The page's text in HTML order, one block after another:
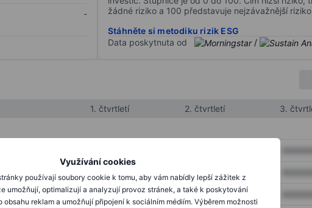
Využívání cookies
používají soubory cookie k tomu, aby vám nabídly lepší zážitek z
umožňují, optimalizují a analyzují provoz stránek, a také k poskytování
obsahu reklam a umožňují připojení k sociálním médiím. Výběrem možnosti
-
žádné riziko a 100 představuje nejzávažnější
Stáhněte si metodiku rizik ESG
Data poskytnuta od
/
1. čtvrtletí 2. čtvrtletí 3.
XXXXXXX XXXXXXX
XXXXXXX XXXXXXX